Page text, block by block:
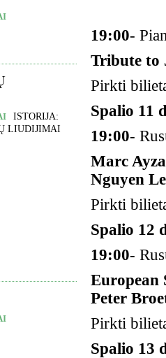
ISTORIJA:
LIUDIJIMAI
19:00-
Tribute to
Pirkti
Spalio 11
19:00-
Marc
Nguyen
Pirkti
Spalio 12
19:00-
European
Peter
Pirkti
Spalio 13